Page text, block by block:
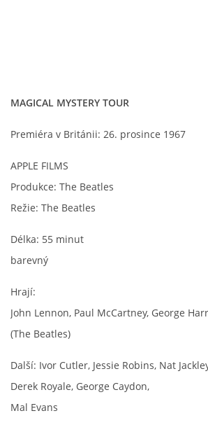
MAGICAL MYSTERY TOUR
Premiéra v Británii: 26. prosince 1967
APPLE FILMS
Produkce: The Beatles
Režie: The Beatles
Délka: 55 minut
barevný
Hrají:
John Lennon, Paul McCartney, George
(The Beatles)
Další: Ivor Cutler, Jessie Robins, Nat
Derek Royale, George Caydon,
Mal Evans